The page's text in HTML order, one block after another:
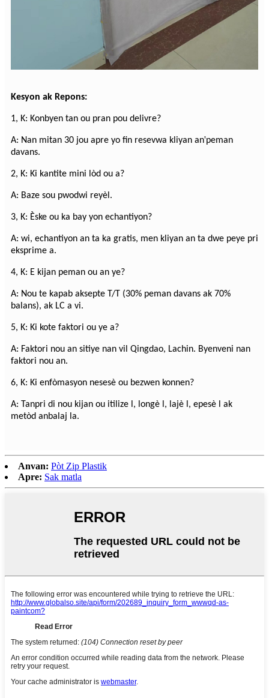
Kesyon ak Repons:
1, K: Konbyen tan ou pran pou delivre?
A: Nan mitan 30 jou apre yo fin resevwa kliyan an'peman
davans.
2, K: Ki kantite mini lòd ou a?
A: Baze sou pwodwi reyèl.
3, K: Èske ou ka bay yon echantiyon?
A: wi, echantiyon an ta ka gratis, men kliyan an ta dwe peye pri
eksprime a.
4, K: E kijan peman ou an ye?
A: Nou te kapab aksepte T/T (30% peman davans ak 70%
balans), ak LC a vi.
5, K: Ki kote faktori ou ye a?
A: Faktori nou an sitiye nan vil Qingdao, Lachin. Byenveni nan
faktori nou an.
6, K: Ki enfòmasyon nesesè ou bezwen konnen?
A: Tanpri di nou kijan ou itilize l, longè l, lajè l, epesè l ak
metòd anbalaj la.
Anvan: Pòt Zip Plastik
Apre: Sak matla